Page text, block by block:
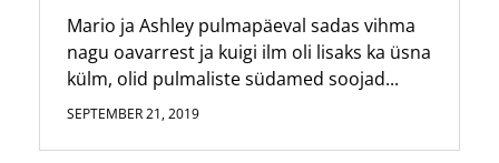
Mario ja Ashley pulmapäeval sadas vihma
nagu oavarrest ja kuigi ilm oli lisaks ka üsna
külm, olid pulmaliste südamed soojad...
SEPTEMBER 21, 2019